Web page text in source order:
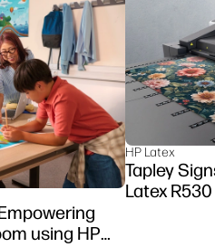
using HP
HP Latex
Tapley
Latex R530